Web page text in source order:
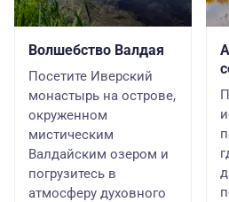
Волшебство Валдая
Посетите Иверский
монастырь на острове,
окруженном
мистическим
Валдайским озером и
погрузитесь в
атмосферу духовного